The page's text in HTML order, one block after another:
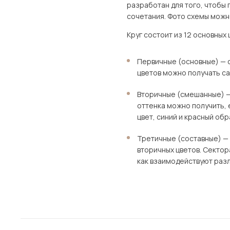
разработан для того, чтобы
сочетания. Фото схемы
Круг состоит из 12
Первичные (основные) —
цветов можно получать
Вторичные (смешанные)
оттенка можно
цвет, синий и красный
Третичные (составные) —
вторичных цветов.
как взаимодействуют